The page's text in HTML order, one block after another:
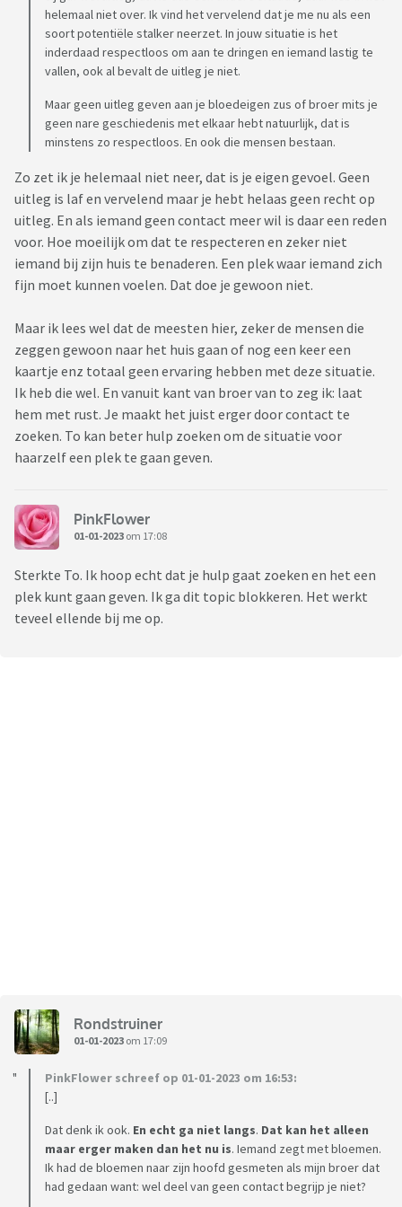
Ik heb gelezen over vervreemding binnen het gezin en de
rouw die daarbij komt kijken. Maar hoe rouw je om iemand die
gewoon nog bestaat? Die zo zichtbaar wordt verzwegen als
uiteraard gewoon zien. Hoe neem je afscheid terwijl je niet
weet waarom je dat afscheid moet nemen?
helemaal niet over. Ik vind het vervelend dat je me nu als een
soort potentiële stalker neerzet. In jouw situatie is het
inderdaad respectloos om aan te dringen en iemand lastig te
vallen, ook al bevalt de uitleg je niet.
Maar geen uitleg geven aan je bloedeigen zus of broer mits je
geen nare geschiedenis met elkaar hebt natuurlijk, dat is
minstens zo respectloos. En ook die mensen bestaan.
Zo zet ik je helemaal niet neer, dat is je eigen gevoel. Geen
uitleg is laf en vervelend maar je hebt helaas geen recht op
uitleg. En als iemand geen contact meer wil is daar een reden
voor. Hoe moeilijk om dat te respecteren en zeker niet
iemand bij zijn huis te benaderen. Een plek waar iemand zich
fijn moet kunnen voelen. Dat doe je gewoon niet.
Maar ik lees wel dat de meesten hier, zeker de mensen die
zeggen gewoon naar het huis gaan of nog een keer een
kaartje enz totaal geen ervaring hebben met deze situatie.
Ik heb die wel. En vanuit kant van broer van to zeg ik: laat
hem met rust. Je maakt het juist erger door contact te
zoeken. To kan beter hulp zoeken om de situatie voor
haarzelf een plek te gaan geven.
PinkFlower
01-01-2023 om 17:08
Sterkte To. Ik hoop echt dat je hulp gaat zoeken en het een
plek kunt gaan geven. Ik ga dit topic blokkeren. Het werkt
teveel ellende bij me op.
Rondstruiner
01-01-2023 om 17:09
PinkFlower schreef op 01-01-2023 om 16:53:
[..]
Dat denk ik ook. En echt ga niet langs. Dat kan het alleen
maar erger maken dan het nu is. Iemand zegt met bloemen.
Ik had de bloemen naar zijn hoofd gesmeten als mijn broer dat
had gedaan want: wel deel van geen contact begrijp je niet?